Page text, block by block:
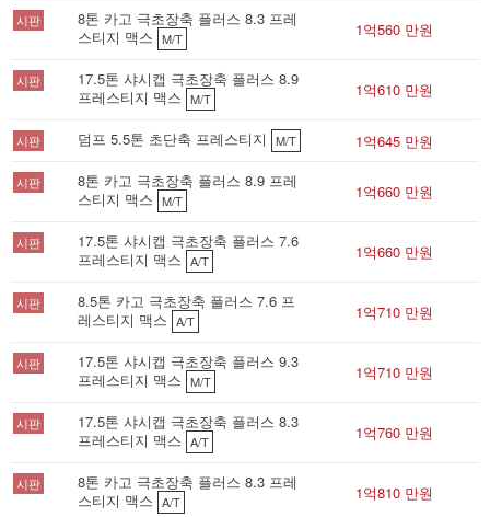
시판
8톤 카고 극초장축 플러스 8.3 프레
스티지 맥스 M/T 1억560 만원
시판
17.5톤 샤시캡 극초장축 플러스 8.9
프레스티지 맥스 M/T 1억610 만원
시판 덤프 5.5톤 초단축 프레스티지 M/T 1억645 만원
시판
8톤 카고 극초장축 플러스 8.9 프레
스티지 맥스 M/T 1억660 만원
시판
17.5톤 샤시캡 극초장축 플러스 7.6
프레스티지 맥스 A/T 1억660 만원
시판
8.5톤 카고 극초장축 플러스 7.6 프
레스티지 맥스 A/T 1억710 만원
시판
17.5톤 샤시캡 극초장축 플러스 9.3
프레스티지 맥스 M/T 1억710 만원
시판
17.5톤 샤시캡 극초장축 플러스 8.3
프레스티지 맥스 A/T 1억760 만원
시판
8톤 카고 극초장축 플러스 8.3 프레
스티지 맥스 A/T 1억810 만원